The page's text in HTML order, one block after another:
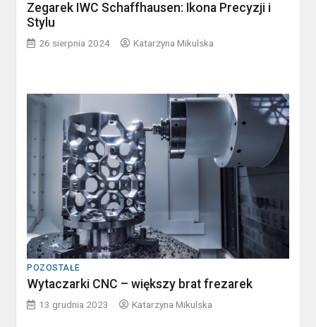
Zegarek IWC Schaffhausen: Ikona Precyzji i
Stylu
26 sierpnia 2024 Katarzyna Mikulska
POZOSTAŁE
Wytaczarki CNC – większy brat frezarek
13 grudnia 2023 Katarzyna Mikulska